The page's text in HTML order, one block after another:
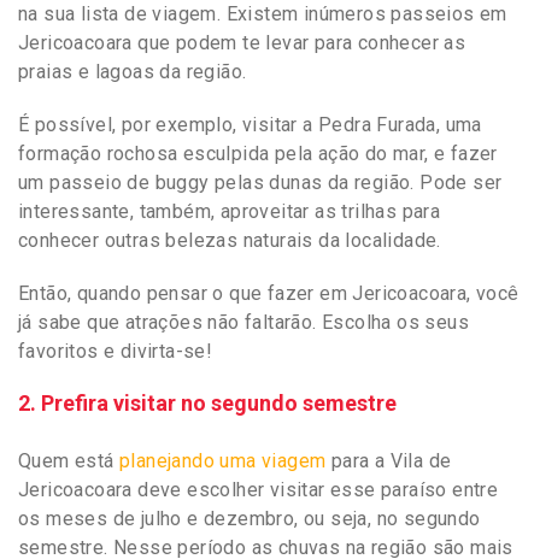
na sua lista de viagem. Existem inúmeros passeios em
Jericoacoara que podem te levar para conhecer as
praias e lagoas da região.
É possível, por exemplo, visitar a Pedra Furada, uma
formação rochosa esculpida pela ação do mar, e fazer
um passeio de buggy pelas dunas da região. Pode ser
interessante, também, aproveitar as trilhas para
conhecer outras belezas naturais da localidade.
Então, quando pensar o que fazer em Jericoacoara, você
já sabe que atrações não faltarão. Escolha os seus
favoritos e divirta-se!
2. Prefira visitar no segundo semestre
Quem estáplanejando uma viagem para a Vila de
Jericoacoara deve escolher visitar esse paraíso entre
os meses de julho e dezembro, ou seja, no segundo
semestre. Nesse período as chuvas na região são mais